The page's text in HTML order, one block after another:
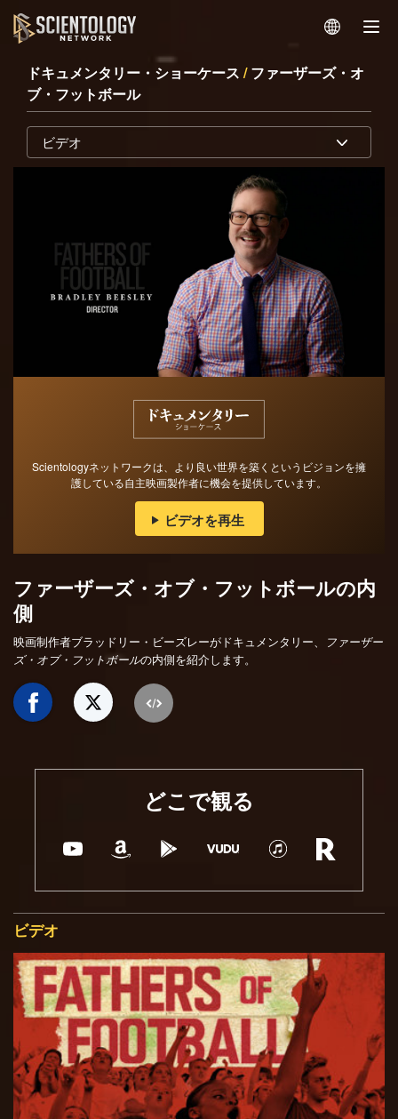
ドキュメンタリー・ショーケース / ファーザーズ・オ
ブ・フットボール
ビデオ
Scientologyネットワークは、より良い世界を築くというビジョンを擁
護している自主映画製作者に機会を提供しています。
ビデオを再生
ファーザーズ・オブ・フットボールの内
側
映画制作者ブラッドリー・ビーズレーがドキュメンタリー、
ファーザー
ズ・オブ・フットボールの内側を紹介します。
どこで観る
ビデオ